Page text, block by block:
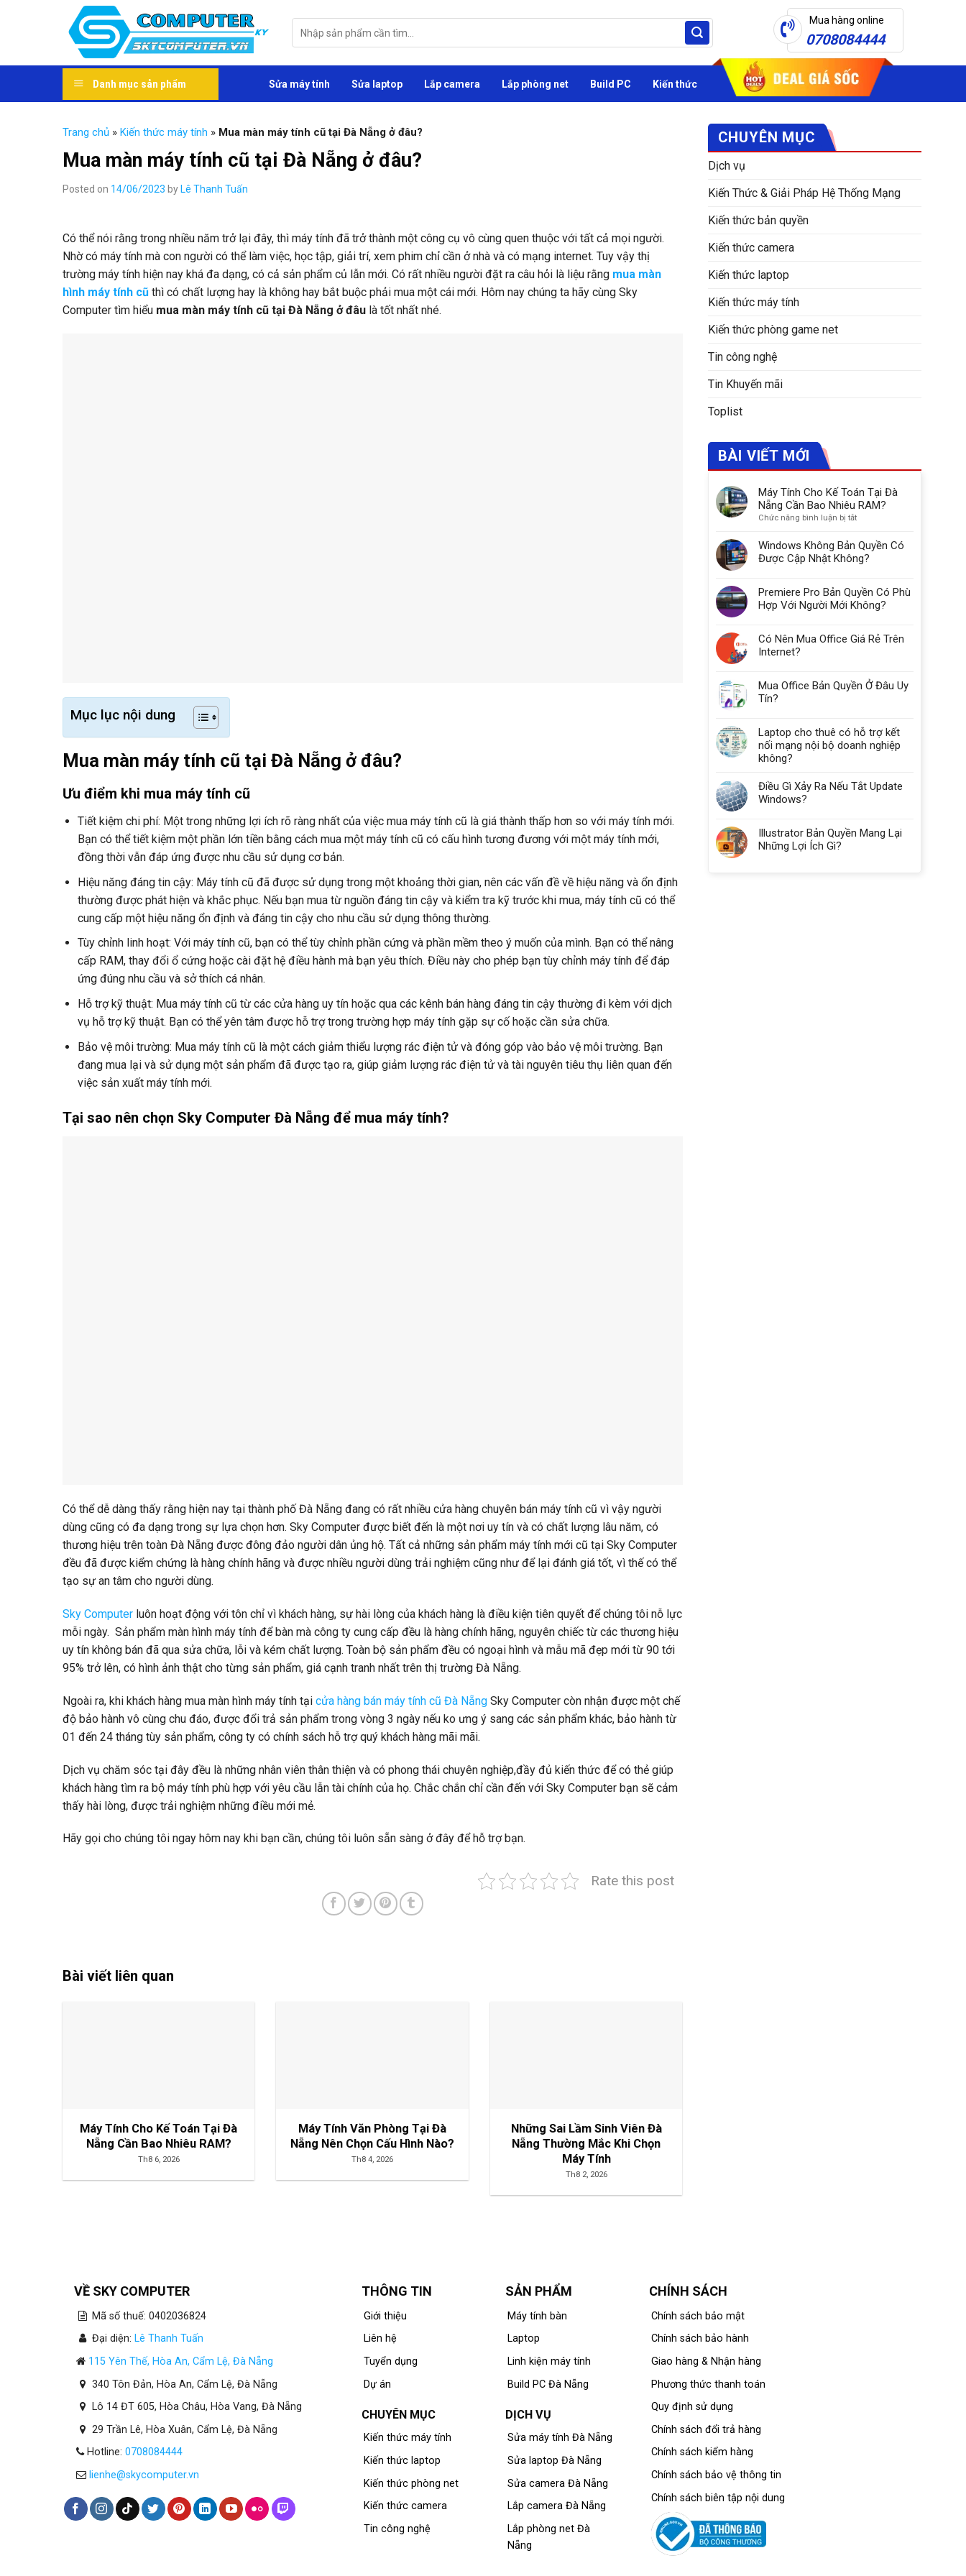
kiếm:
Mua hàng online
0708084444
Danh mục sản phẩm Sửa máy tính Sửa laptop Lắp camera Lắp phòng net Build PC Kiến thức
Trang chủ » Kiến thức máy tính » Mua màn máy tính cũ tại Đà Nẵng ở đâu?
Mua màn máy tính cũ tại Đà Nẵng ở đâu?
Posted on 14/06/2023 byLê Thanh Tuấn
Có thể nói rằng trong nhiều năm trở lại đây, thì máy tính đã trở thành một công cụ vô cùng quen thuộc với tất cả mọi người.
Nhờ có máy tính mà con người có thể làm việc, học tập, giải trí, xem phim chỉ cần ở nhà và có mạng internet. Tuy vậy thị
trường máy tính hiện nay khá đa dạng, có cả sản phẩm củ lẫn mới. Có rất nhiều người đặt ra câu hỏi là liệu rằng mua màn
hình máy tính cũ thì có chất lượng hay là không hay bắt buộc phải mua một cái mới. Hôm nay chúng ta hãy cùng Sky
Computer tìm hiểu mua màn máy tính cũ tại Đà Nẵng ở đâu là tốt nhất nhé.
Mục lục nội dung
Mua màn máy tính cũ tại Đà Nẵng ở đâu?
Ưu điểm khi mua máy tính cũ
Tiết kiệm chi phí: Một trong những lợi ích rõ ràng nhất của việc mua máy tính cũ là giá thành thấp hơn so với máy tính mới.
Bạn có thể tiết kiệm một phần lớn tiền bằng cách mua một máy tính cũ có cấu hình tương đương với một máy tính mới,
đồng thời vẫn đáp ứng được nhu cầu sử dụng cơ bản.
Hiệu năng đáng tin cậy: Máy tính cũ đã được sử dụng trong một khoảng thời gian, nên các vấn đề về hiệu năng và ổn định
thường được phát hiện và khắc phục. Nếu bạn mua từ nguồn đáng tin cậy và kiểm tra kỹ trước khi mua, máy tính cũ có thể
cung cấp một hiệu năng ổn định và đáng tin cậy cho nhu cầu sử dụng thông thường.
Tùy chỉnh linh hoạt: Với máy tính cũ, bạn có thể tùy chỉnh phần cứng và phần mềm theo ý muốn của mình. Bạn có thể nâng
cấp RAM, thay đổi ổ cứng hoặc cài đặt hệ điều hành mà bạn yêu thích. Điều này cho phép bạn tùy chỉnh máy tính để đáp
ứng đúng nhu cầu và sở thích cá nhân.
Hỗ trợ kỹ thuật: Mua máy tính cũ từ các cửa hàng uy tín hoặc qua các kênh bán hàng đáng tin cậy thường đi kèm với dịch
vụ hỗ trợ kỹ thuật. Bạn có thể yên tâm được hỗ trợ trong trường hợp máy tính gặp sự cố hoặc cần sửa chữa.
Bảo vệ môi trường: Mua máy tính cũ là một cách giảm thiểu lượng rác điện tử và đóng góp vào bảo vệ môi trường. Bạn
đang mua lại và sử dụng một sản phẩm đã được tạo ra, giúp giảm lượng rác điện tử và tài nguyên tiêu thụ liên quan đến
việc sản xuất máy tính mới.
Tại sao nên chọn Sky Computer Đà Nẵng để mua máy tính?
Có thể dễ dàng thấy rằng hiện nay tại thành phố Đà Nẵng đang có rất nhiều cửa hàng chuyên bán máy tính cũ vì vậy người
dùng cũng có đa dạng trong sự lựa chọn hơn. Sky Computer được biết đến là một nơi uy tín và có chất lượng lâu năm, có
thương hiệu trên toàn Đà Nẵng được đông đảo người dân ủng hộ. Tất cả những sản phẩm máy tính mới cũ tại Sky Computer
đều đã được kiểm chứng là hàng chính hãng và được nhiều người dùng trải nghiệm cũng như để lại đánh giá tốt, vì thế có thể
tạo sự an tâm cho người dùng.
Sky Computer luôn hoạt động với tôn chỉ vì khách hàng, sự hài lòng của khách hàng là điều kiện tiên quyết để chúng tôi nỗ lực
mỗi ngày. Sản phẩm màn hình máy tính để bàn mà công ty cung cấp đều là hàng chính hãng, nguyên chiếc từ các thương hiệu
uy tín không bán đã qua sửa chữa, lỗi và kém chất lượng. Toàn bộ sản phẩm đều có ngoại hình và mẫu mã đẹp mới từ 90 tới
95% trở lên, có hình ảnh thật cho từng sản phẩm, giá cạnh tranh nhất trên thị trường Đà Nẵng.
Ngoài ra, khi khách hàng mua màn hình máy tính tại cửa hàng bán máy tính cũ Đà Nẵng Sky Computer còn nhận được một chế
độ bảo hành vô cùng chu đáo, được đổi trả sản phẩm trong vòng 3 ngày nếu ko ưng ý sang các sản phẩm khác, bảo hành từ
01 đến 24 tháng tùy sản phẩm, công ty có chính sách hỗ trợ quý khách hàng mãi mãi.
Dịch vụ chăm sóc tại đây đều là những nhân viên thân thiện và có phong thái chuyên nghiệp,đầy đủ kiến thức để có thẻ giúp
khách hàng tìm ra bộ máy tính phù hợp với yêu cầu lẫn tài chính của họ. Chắc chắn chỉ cần đến với Sky Computer bạn sẽ cảm
thấy hài lòng, được trải nghiệm những điều mới mẻ.
Hãy gọi cho chúng tôi ngay hôm nay khi bạn cần, chúng tôi luôn sẵn sàng ở đây để hỗ trợ bạn.
Rate this post
Bài viết liên quan
Máy Tính Cho Kế Toán Tại Đà
Nẵng Cần Bao Nhiêu RAM?
Th8 6, 2026
Máy Tính Văn Phòng Tại Đà
Nẵng Nên Chọn Cấu Hình Nào?
Th8 4, 2026
Những Sai Lầm Sinh Viên Đà
Nẵng Thường Mắc Khi Chọn
Máy Tính
Th8 2, 2026
CHUYÊN MỤC
Dịch vụ
Kiến Thức & Giải Pháp Hệ Thống Mạng
Kiến thức bản quyền
Kiến thức camera
Kiến thức laptop
Kiến thức máy tính
Kiến thức phòng game net
Tin công nghệ
Tin Khuyến mãi
Toplist
BÀI VIẾT MỚI
Máy Tính Cho Kế Toán Tại Đà
Nẵng Cần Bao Nhiêu RAM?
Chức năng bình luận bị tắtở
Tính
Cho
Kế
Tại
Đà
Bao
Windows Không Bản Quyền Có
Được Cập Nhật Không?
Premiere Pro Bản Quyền Có Phù
Hợp Với Người Mới Không?
Có Nên Mua Office Giá Rẻ Trên
Internet?
Mua Office Bản Quyền Ở Đâu Uy
Tín?
Laptop cho thuê có hỗ trợ kết
nối mạng nội bộ doanh nghiệp
không?
Điều Gì Xảy Ra Nếu Tắt Update
Windows?
Illustrator Bản Quyền Mang Lại
Những Lợi Ích Gì?
VỀ SKY COMPUTER
Mã số thuế: 0402036824
Đại diện: Lê Thanh Tuấn
115 Yên Thế, Hòa An, Cẩm Lệ, Đà Nẵng
340 Tôn Đản, Hòa An, Cẩm Lệ, Đà Nẵng
Lô 14 ĐT 605, Hòa Châu, Hòa Vang, Đà Nẵng
29 Trần Lê, Hòa Xuân, Cẩm Lệ, Đà Nẵng
Hotline: 0708084444
lienhe@skycomputer.vn
THÔNG TIN
Giới thiệu
Liên hệ
Tuyển dụng
Dự án
CHUYÊN MỤC
Kiến thức máy tính
Kiến thức laptop
Kiến thức phòng net
Kiến thức camera
Tin công nghệ
SẢN PHẨM
Máy tính bàn
Laptop
Linh kiện máy tính
Build PC Đà Nẵng
DỊCH VỤ
Sửa máy tính Đà Nẵng
Sửa laptop Đà Nẵng
Sửa camera Đà Nẵng
Lắp camera Đà Nẵng
Lắp phòng net Đà
Nẵng
CHÍNH SÁCH
Chính sách bảo mật
Chính sách bảo hành
Giao hàng & Nhận hàng
Phương thức thanh toán
Quy định sử dụng
Chính sách đổi trả hàng
Chính sách kiểm hàng
Chính sách bảo vệ thông tin
Chính sách biên tập nội dung